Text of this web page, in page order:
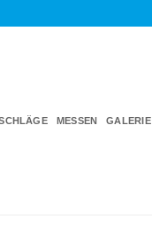
MESSEN GALERIE